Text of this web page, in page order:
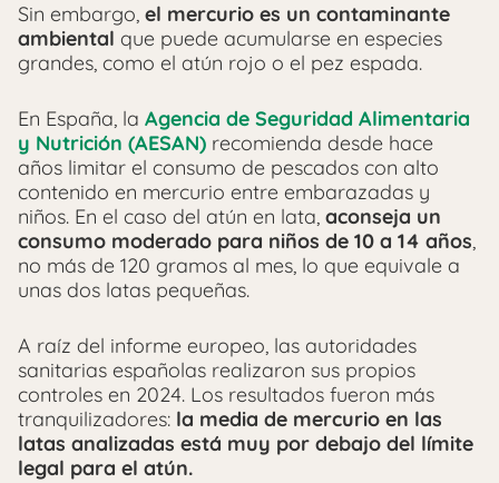
Sin embargo, el mercurio es un contaminante
ambiental que puede acumularse en especies
grandes, como el atún rojo o el pez espada.
En España, la Agencia de Seguridad Alimentaria
y Nutrición (AESAN) recomienda desde hace
años limitar el consumo de pescados con alto
contenido en mercurio entre embarazadas y
niños. En el caso del atún en lata, aconseja un
consumo moderado para niños de 10 a 14 años,
no más de 120 gramos al mes, lo que equivale a
unas dos latas pequeñas.
A raíz del informe europeo, las autoridades
sanitarias españolas realizaron sus propios
controles en 2024. Los resultados fueron más
tranquilizadores: la media de mercurio en las
latas analizadas está muy por debajo del límite
legal para el atún.